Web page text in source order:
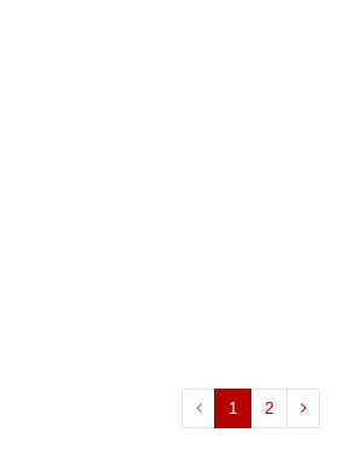
1 2